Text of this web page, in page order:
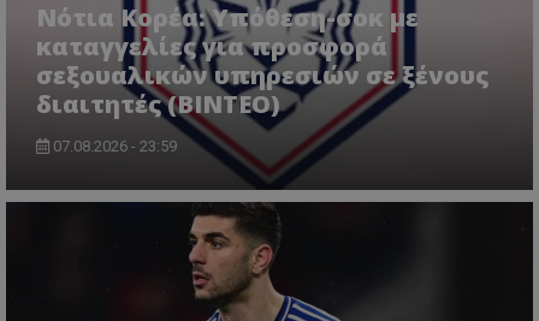
Νότια Κορέα: Υπόθεση-σοκ με
καταγγελίες για προσφορά
σεξουαλικών υπηρεσιών σε ξένους
διαιτητές (BINTEO)
07.08.2026 - 23:59